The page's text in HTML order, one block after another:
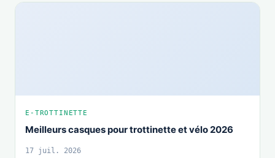
E-TROTTINETTE
Meilleurs casques pour trottinette et vélo 2026
17 juil. 2026